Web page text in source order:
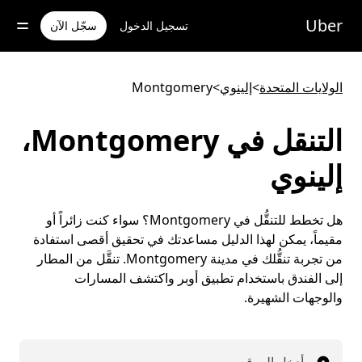
للوصول
المحتوى
Uber تسجيل الدخول سجّل الآن
الولايات المتحدة>إلينوي>
Montgomery
التنقل في Montgomery،
إلينوي
هل تخطط للتنقُّل في Montgomery؟ سواء كنت زائراً أو
مقيماً، يمكن لهذا الدليل مساعدتك في تحقيق أقصى استفادة
من تجربة تنقُّلك في مدينة Montgomery. تنقَّل من المطار
إلى الفندق باستخدام تطبيق أوبر واكتشف المسارات
والوجهات الشهيرة.